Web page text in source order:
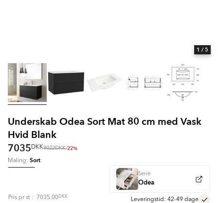
1 / 5
Underskab Odea Sort Mat 80 cm med Vask
Hvid Blank
7035 DKK9022DKK-22%
Maling: Sort
Serie
Odea
Pris pr st : 7035.00DKK
Leveringstid: 42-49 dage